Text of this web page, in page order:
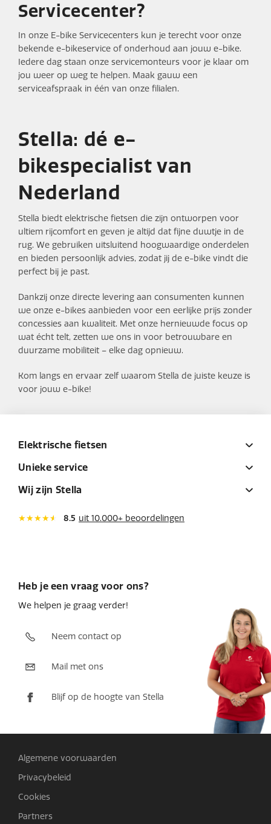
Servicecenter?
In onze E-bike Servicecenters kun je terecht voor onze
bekende e-bikeservice of onderhoud aan jouw e-bike.
Iedere dag staan onze servicemonteurs voor je klaar om
jou weer op weg te helpen. Maak gauw een
serviceafspraak in één van onze filialen.
Stella: dé e-
bikespecialist van
Nederland
Stella biedt elektrische fietsen die zijn ontworpen voor
ultiem rijcomfort en geven je altijd dat fijne duwtje in de
rug. We gebruiken uitsluitend hoogwaardige onderdelen
en bieden persoonlijk advies, zodat jij de e-bike vindt die
perfect bij je past.
Dankzij onze directe levering aan consumenten kunnen
we onze e-bikes aanbieden voor een eerlijke prijs zonder
concessies aan kwaliteit. Met onze hernieuwde focus op
wat écht telt, zetten we ons in voor betrouwbare en
duurzame mobiliteit – elke dag opnieuw.
Kom langs en ervaar zelf waarom Stella de juiste keuze is
voor jouw e-bike!
Elektrische fietsen
Unieke service
Wij zijn Stella
Heb je een vraag voor ons?
We helpen je graag verder!
Neem contact op
Mail met ons
Blijf op de hoogte van Stella
8.5 uit 10.000+ beoordelingen
Algemene voorwaarden
Privacybeleid
Cookies
Partners